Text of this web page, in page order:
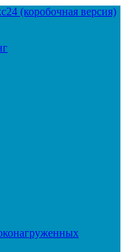
(коробочная версия)